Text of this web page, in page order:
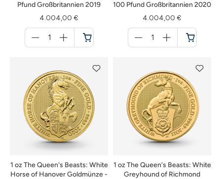
Pfund Großbritannien 2019
4.004,00 €
für
Warenkorb
100 Pfund Großbritannien 2020
4.004,00 €
für
Warenkorb
1 oz The Queen's Beasts: White
Horse of Hanover Goldmünze -
1 oz The Queen's Beasts: White
Greyhound of Richmond